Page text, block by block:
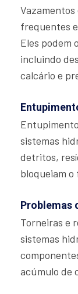
frequentes
Eles podem
incluindo
calcário e
sistemas
detritos,
bloqueiam o
Problemas
Torneiras e
sistemas
acúmulo de